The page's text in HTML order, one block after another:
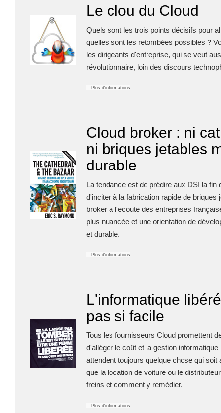
Le clou du Cloud
Quels sont les trois points décisifs pour
quelles sont les retombées possibles ?
les dirigeants d'entreprise, qui se veut
révolutionnaire, loin des discours
Plus d'informations
Cloud broker : ni
ni briques jetables
durable
La tendance est de prédire aux DSI la fin
d'inciter à la fabrication rapide de briques
broker à l'écoute des entreprises
plus nuancée et une orientation de
et durable.
Plus d'informations
L'informatique
pas si facile
Tous les fournisseurs Cloud promettent
d'alléger le coût et la gestion
attendent toujours quelque chose qui
que la location de voiture ou le
freins et comment y remédier.
Plus d'informations